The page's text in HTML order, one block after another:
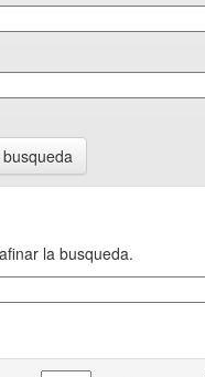
la busqueda.